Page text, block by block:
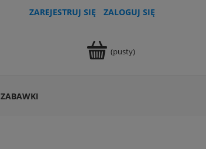
ZAREJESTRUJ SIĘ ZALOGUJ SIĘ
(pusty)
ZABAWKI